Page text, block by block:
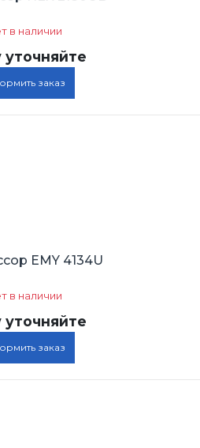
в наличии
уточняйте
заказ
EMY 4134U
в наличии
уточняйте
заказ